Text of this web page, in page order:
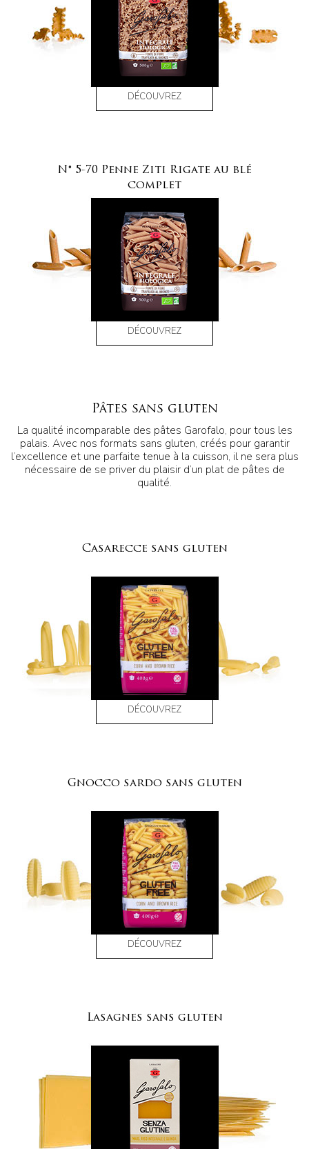
DÉCOUVREZ
N° 5-70 Penne Ziti Rigate au blé
complet
DÉCOUVREZ
Pâtes sans gluten
La qualité incomparable des pâtes Garofalo, pour tous les
palais. Avec nos formats sans gluten, créés pour garantir
l’excellence et une parfaite tenue à la cuisson, il ne sera plus
nécessaire de se priver du plaisir d’un plat de pâtes de
qualité.
Casarecce sans gluten
DÉCOUVREZ
Gnocco sardo sans gluten
DÉCOUVREZ
Lasagnes sans gluten